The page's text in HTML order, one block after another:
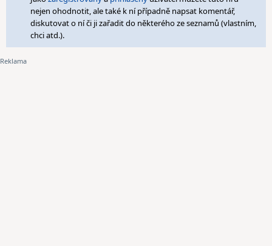
nejen ohodnotit, ale také k ní případně napsat komentář,
diskutovat o ní či ji zařadit do některého ze seznamů (vlastním,
chci atd.).